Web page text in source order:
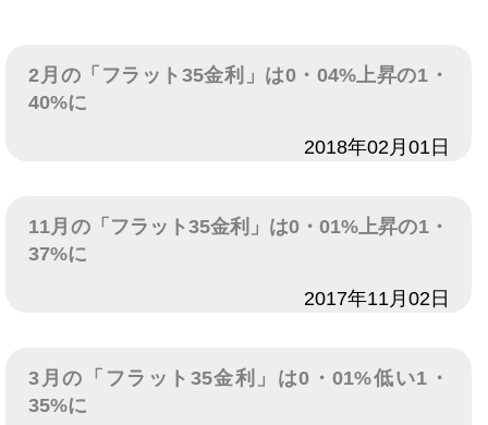
2月の「フラット35金利」は0・04%上昇の1・
40%に
2018年02月01日
11月の「フラット35金利」は0・01%上昇の1・
37%に
2017年11月02日
3月の「フラット35金利」は0・01%低い1・
35%に